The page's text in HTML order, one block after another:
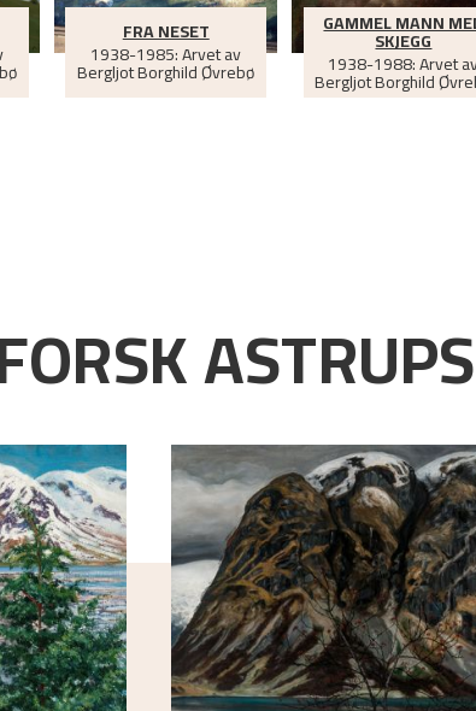
FRA NESET
1938-1985: Arvet av
Bergljot Borghild Øvrebø
GAMMEL MANN
SKJEGG
1938-1988: Arvet
Bergljot Borghild